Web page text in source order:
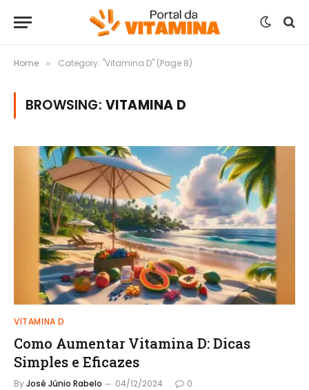
Home » Category: "Vitamina D" (Page 8)
BROWSING: VITAMINA D
VITAMINA D
Como Aumentar Vitamina D: Dicas
Simples e Eficazes
ByJosé Júnio Rabelo 04/12/2024 0